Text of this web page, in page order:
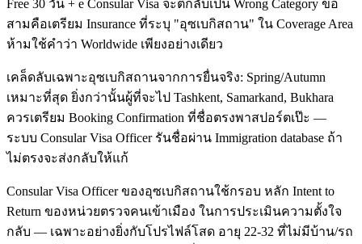
Free 30 วัน + e Consular Visa จะตีกลับเป็น Wrong Category ข้อ
สามคือเตรียม Insurance ที่ระบุ "อุซเบกิสถาน" ใน Coverage Area
ห้ามใช้คำว่า Worldwide เพียงอย่างเดียว
เคล็ดลับเฉพาะอุซเบกิสถานจากการยื่นจริง: Spring/Autumn
เหมาะที่สุด ยิ่งกว่านั้นผู้ที่จะไป Tashkent, Samarkand, Bukhara
ควรเตรียม Booking Confirmation ที่ชื่อตรงพาสปอร์ตเป๊ะ —
ระบบ Consular Visa Officer รันชื่อผ่าน Immigration database ถ้า
ไม่ตรงจะส่งกลับให้แก้
Consular Visa Officer ของอุซเบกิสถานใช้กรอบ หลัก Intent to
Return ของหน่วยตรวจคนเข้าเมือง ในการประเมินความตั้งใจ
กลับ — เฉพาะอย่างยิ่งกับโปรไฟล์โสด อายุ 22-32 ที่ไม่มีบ้าน/รถ